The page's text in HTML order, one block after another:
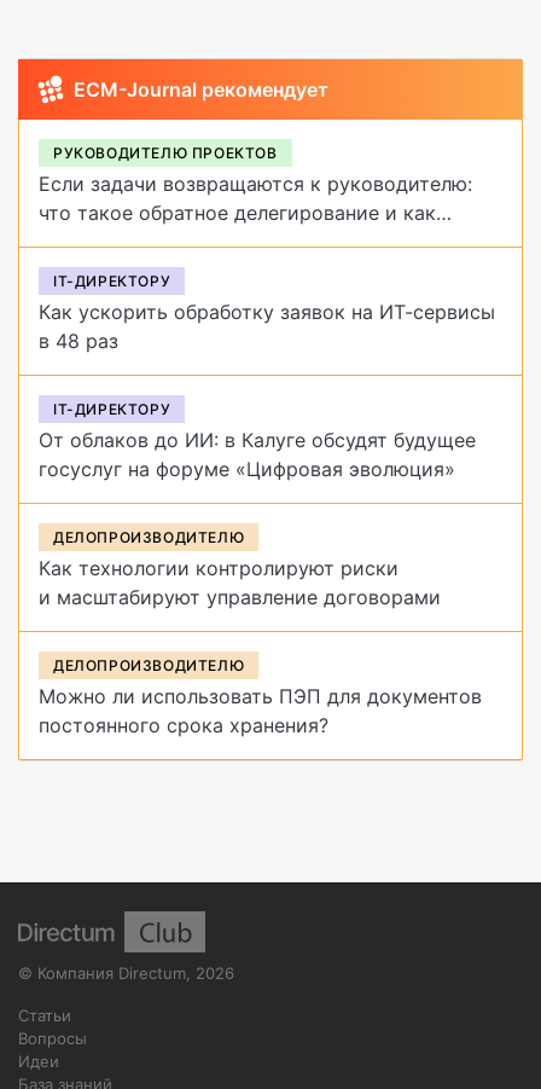
ECM-Journal рекомендует
РУКОВОДИТЕЛЮ ПРОЕКТОВ
Если задачи возвращаются к руководителю:
что такое обратное делегирование и как
от него избавиться
IT-ДИРЕКТОРУ
Как ускорить обработку заявок на ИТ-сервисы
в 48 раз
IT-ДИРЕКТОРУ
От облаков до ИИ: в Калуге обсудят будущее
госуслуг на форуме «Цифровая эволюция»
ДЕЛОПРОИЗВОДИТЕЛЮ
Как технологии контролируют риски
и масштабируют управление договорами
ДЕЛОПРОИЗВОДИТЕЛЮ
Можно ли использовать ПЭП для документов
постоянного срока хранения?
© Компания Directum, 2026
Статьи
Вопросы
Идеи
База знаний